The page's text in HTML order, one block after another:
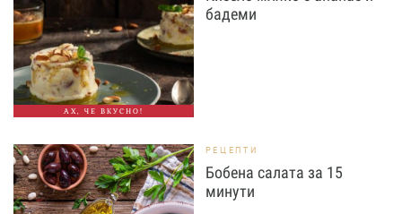
АХ, ЧЕ ВКУСНО!
бадеми
РЕЦЕПТИ
Бобена салата за 15
минути